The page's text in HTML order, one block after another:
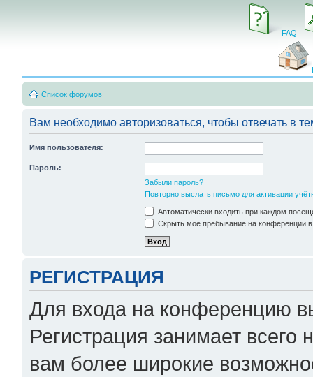
FAQ
Список форумов
Вам необходимо авторизоваться, чтобы отвечать в
Имя пользователя:
Пароль:
Забыли пароль?
Повторно выслать письмо для активации
Автоматически входить при каждом
Скрыть моё пребывание на конференции в
РЕГИСТРАЦИЯ
Для входа на конференцию
Регистрация занимает всего
вам более широкие